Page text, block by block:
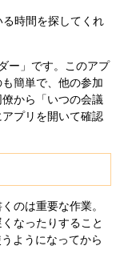
時間を探してくれ
ー」です。このアプ
簡単で、他の参加
から「いつの会議
プリを開いて確認
のは重要な作業。
なったりすること
ようになってから